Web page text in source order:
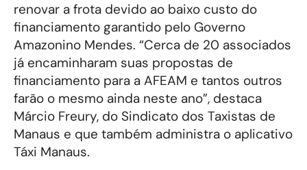
renovar a frota devido ao baixo custo do
financiamento garantido pelo Governo
Amazonino Mendes. “Cerca de 20 associados
já encaminharam suas propostas de
financiamento para a AFEAM e tantos outros
farão o mesmo ainda neste ano”, destaca
Márcio Freury, do Sindicato dos Taxistas de
Manaus e que também administra o aplicativo
Táxi Manaus.